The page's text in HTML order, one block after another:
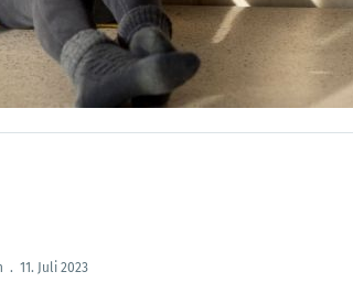
. 11. Juli 2023